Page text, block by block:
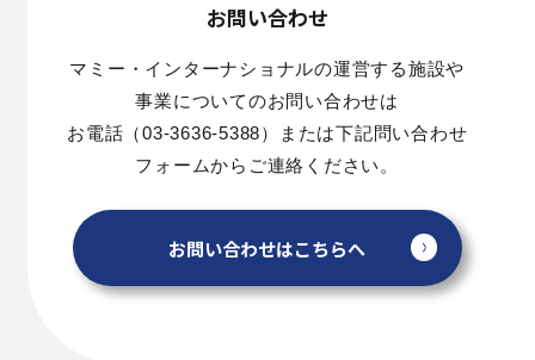
お問い合わせ
マミー・インターナショナルの運営する施設や
事業についてのお問い合わせは
お電話（03-3636-5388）または下記問い合わせ
フォームからご連絡ください。
お問い合わせはこちらへ